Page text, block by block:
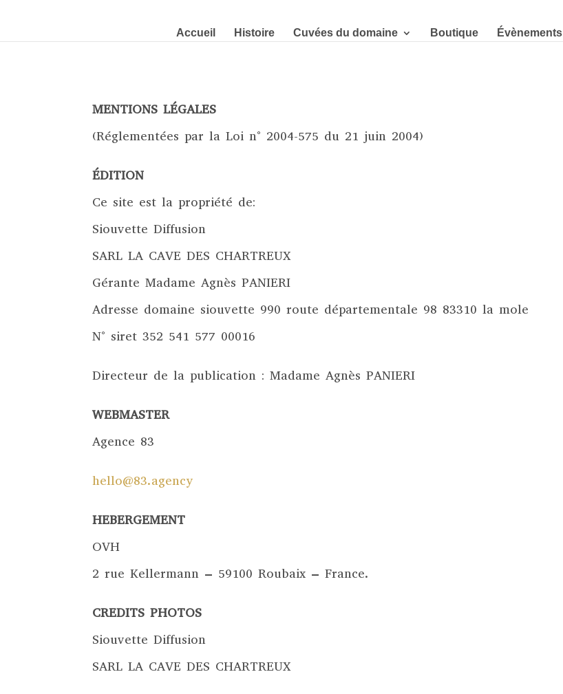
Accueil Histoire Cuvées du domaine Boutique Évènements
MENTIONS LÉGALES
(Réglementées par la Loi n° 2004-575 du 21 juin 2004)
ÉDITION
Ce site est la propriété de:
Siouvette Diffusion
SARL LA CAVE DES CHARTREUX
Gérante Madame Agnès PANIERI
Adresse domaine siouvette 990 route départementale 98 83310 la mole
N° siret 352 541 577 00016
Directeur de la publication : Madame Agnès PANIERI
WEBMASTER
Agence 83
hello@83.agency
HEBERGEMENT
OVH
2 rue Kellermann – 59100 Roubaix – France.
CREDITS PHOTOS
Siouvette Diffusion
SARL LA CAVE DES CHARTREUX